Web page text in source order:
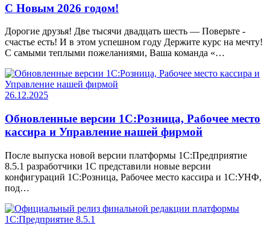
С Новым 2026 годом!
Дорогие друзья! Две тысячи двадцать шесть — Поверьте -
счастье есть! И в этом успешном году Держите курс на мечту!
С самыми теплыми пожеланиями, Ваша команда «…
26.12.2025
Обновленные версии 1С:Розница, Рабочее место
кассира и Управление нашей фирмой
После выпуска новой версии платформы 1С:Предприятие
8.5.1 разработчики 1С представили новые версии
конфигураций 1С:Розница, Рабочее место кассира и 1С:УНФ,
под…